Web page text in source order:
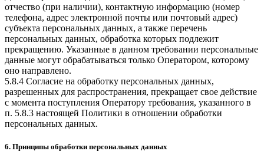
отчество (при наличии), контактную информацию (номер
телефона, адрес электронной почты или почтовый адрес)
субъекта персональных данных, а также перечень
персональных данных, обработка которых подлежит
прекращению. Указанные в данном требовании персональные
данные могут обрабатываться только Оператором, которому
оно направлено.
5.8.4 Согласие на обработку персональных данных,
разрешенных для распространения, прекращает свое действие
с момента поступления Оператору требования, указанного в
п. 5.8.3 настоящей Политики в отношении обработки
персональных данных.
6. Принципы обработки персональных данных